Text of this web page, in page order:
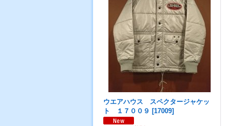
ウエアハウス スペクタージャケッ
ト １７００９ [17009]